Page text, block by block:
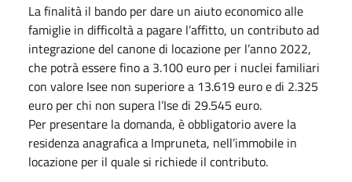
La finalità il bando per dare un aiuto economico alle
famiglie in difficoltà a pagare l’affitto, un contributo ad
integrazione del canone di locazione per l’anno 2022,
che potrà essere fino a 3.100 euro per i nuclei familiari
con valore Isee non superiore a 13.619 euro e di 2.325
euro per chi non supera l’Ise di 29.545 euro.
Per presentare la domanda, è obbligatorio avere la
residenza anagrafica a Impruneta, nell’immobile in
locazione per il quale si richiede il contributo.